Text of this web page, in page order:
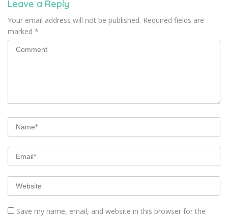
Leave a Reply
Your email address will not be published. Required fields are
marked *
Save my name, email, and website in this browser for the